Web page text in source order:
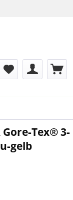
Gore-Tex® 3-
gelb